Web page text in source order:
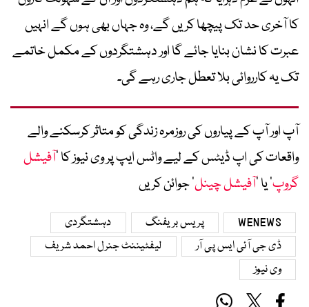
کا آخری حد تک پیچھا کریں گے، وہ جہاں بھی ہوں گے انہیں
عبرت کا نشان بنایا جائے گا اور دہشتگردوں کے مکمل خاتمے
تک یہ کارروائی بلا تعطل جاری رہے گی۔
آپ اور آپ کے پیاروں کی روزمرہ زندگی کو متاثر کرسکنے والے
واقعات کی اپ ڈیٹس کے لیے واٹس ایپ پر وی نیوز کا ’آفیشل
گروپ‘ یا ’آفیشل چینل‘ جوائن کریں
WENEWS پریس بریفنگ
دہشتگردی
ڈی جی آئی ایس پی آر
لیفٹیننٹ جنرل احمد شریف
وی نیوز